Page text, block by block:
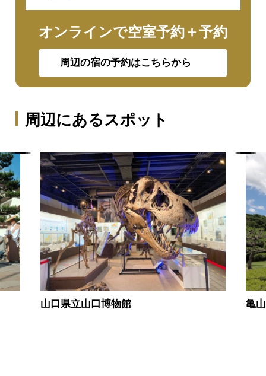
オンラインで空室予約＋予約
周辺の宿の予約はこちらから
周辺にあるスポット
山口県立山口博物館 亀